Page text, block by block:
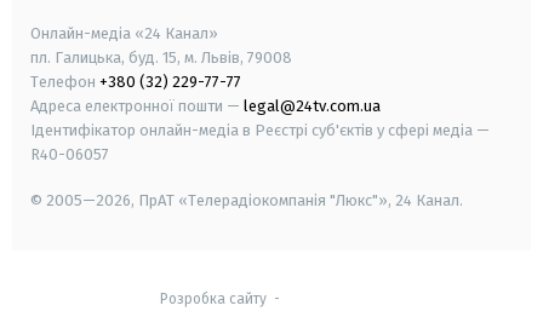
Онлайн-медіа «24 Канал»
пл. Галицька, буд. 15, м. Львів, 79008
Телефон +380 (32) 229-77-77
Адреса електронної пошти — legal@24tv.com.ua
Ідентифікатор онлайн-медіа в Реєстрі суб'єктів у сфері медіа —
R40-06057
© 2005—2026, ПрАТ «Телерадіокомпанія "Люкс"», 24 Канал.
Розробка сайту-